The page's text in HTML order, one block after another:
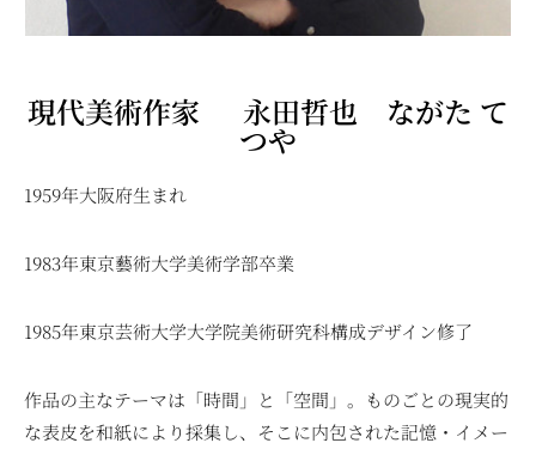
現代美術作家 永田哲也 ながた て
つや
1959年大阪府生まれ
1983年東京藝術大学美術学部卒業
1985年東京芸術大学大学院美術研究科構成デザイン修了
作品の主なテーマは「時間」と「空間」。ものごとの現実的
な表皮を和紙により採集し、そこに内包された記憶・イメー